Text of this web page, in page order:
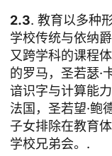
2.3. 教育以多种
学校传统与依纳
又跨学科的课程
的罗马，圣若瑟·
谙识字与计算能
法国，圣若望·鲍
子女排除在教育
学校兄弟会。.